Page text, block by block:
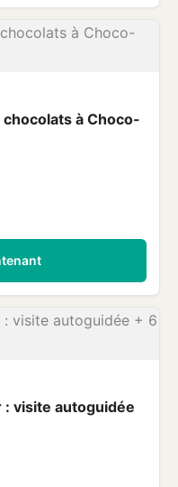
à Choco-
: visite autoguidée